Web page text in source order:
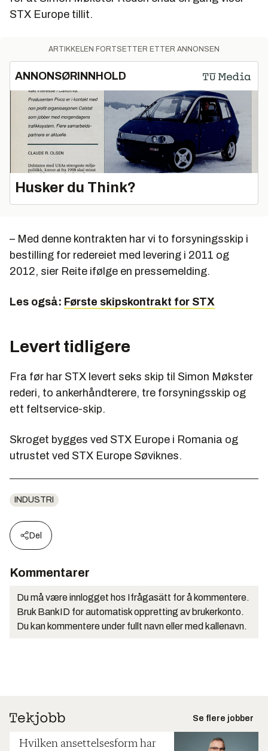
STX Europe tillit.
ARTIKKELEN FORTSETTER ETTER ANNONSEN
ANNONSØRINNHOLD
Husker du Think?
– Med denne kontrakten har vi to forsyningsskip i
bestilling for redereiet med levering i 2011 og
2012, sier Reite ifølge en pressemelding.
Les også: Første skipskontrakt for STX
Levert tidligere
Fra før har STX levert seks skip til Simon Møkster
rederi, to ankerhåndterere, tre forsyningsskip og
ett feltservice-skip.
Skroget bygges ved STX Europe i Romania og
utrustet ved STX Europe Søviknes.
INDUSTRI
Del
Kommentarer
Du må være innlogget hos Ifrågasätt for å kommentere.
Bruk BankID for automatisk oppretting av brukerkonto.
Du kan kommentere under fullt navn eller med kallenavn.
Se flere jobber
Hvilken ansettelsesform har